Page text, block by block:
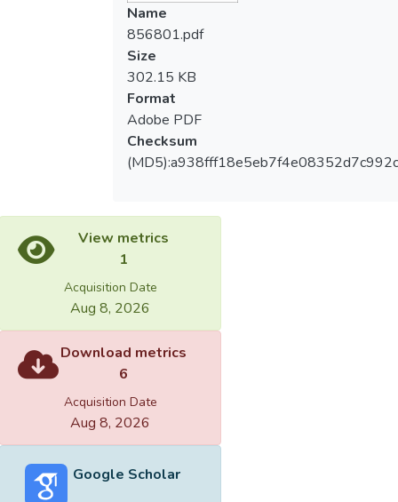
Name
856801.pdf
Size
302.15 KB
Format
Adobe PDF
Checksum
View metrics
1
Acquisition Date
Aug 8, 2026
Download metrics
6
Acquisition Date
Aug 8, 2026
Google Scholar